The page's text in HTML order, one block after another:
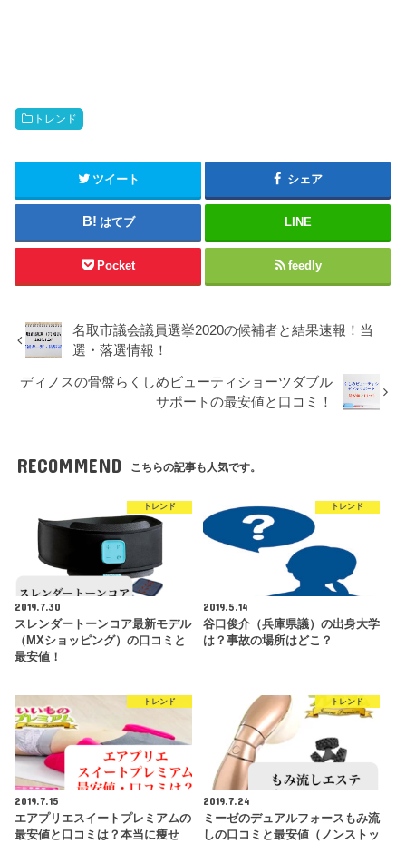
トレンド
ツイート シェア
はてブ LINE
Pocket feedly
名取市議会議員選挙2020の候補者と結果速報！当
選・落選情報！
ディノスの骨盤らくしめビューティショーツダブル
サポートの最安値と口コミ！
RECOMMEND こちらの記事も人気です。
トレンド
2019.7.30
スレンダートーンコア最新モデル
（MXショッピング）の口コミと
最安値！
トレンド
2019.5.14
谷口俊介（兵庫県議）の出身大学
は？事故の場所はどこ？
トレンド
2019.7.15
エアプリエスイートプレミアムの
最安値と口コミは？本当に痩せ
トレンド
2019.7.24
ミーゼのデュアルフォースもみ流
しの口コミと最安値（ノンストッ